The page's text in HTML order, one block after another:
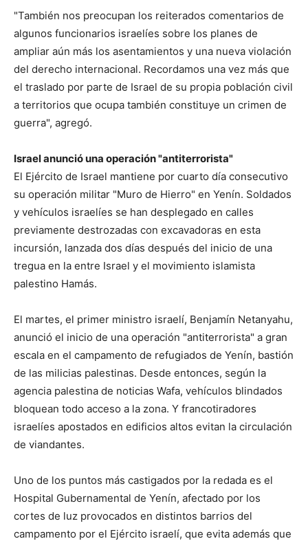
"También nos preocupan los reiterados comentarios de
algunos funcionarios israelíes sobre los planes de
ampliar aún más los asentamientos y una nueva violación
del derecho internacional. Recordamos una vez más que
el traslado por parte de Israel de su propia población civil
a territorios que ocupa también constituye un crimen de
guerra", agregó.
Israel anunció una operación "antiterrorista"
El Ejército de Israel mantiene por cuarto día consecutivo
su operación militar "Muro de Hierro" en Yenín. Soldados
y vehículos israelíes se han desplegado en calles
previamente destrozadas con excavadoras en esta
incursión, lanzada dos días después del inicio de una
tregua en la entre Israel y el movimiento islamista
palestino Hamás.
El martes, el primer ministro israelí, Benjamín Netanyahu,
anunció el inicio de una operación "antiterrorista" a gran
escala en el campamento de refugiados de Yenín, bastión
de las milicias palestinas. Desde entonces, según la
agencia palestina de noticias Wafa, vehículos blindados
bloquean todo acceso a la zona. Y francotiradores
israelíes apostados en edificios altos evitan la circulación
de viandantes.
Uno de los puntos más castigados por la redada es el
Hospital Gubernamental de Yenín, afectado por los
cortes de luz provocados en distintos barrios del
campamento por el Ejército israelí, que evita además que